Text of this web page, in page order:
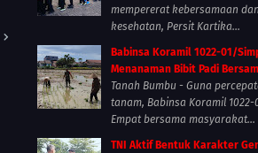
mempererat kebersamaan
kesehatan, Persit Kartika...
Babinsa Koramil 1022-01/
Menanaman Bibit Padi
Tanah Bumbu - Guna
tanam, Babinsa Koramil 1022-
Empat bersama masyarakat...
TNI Aktif Bentuk Karakter